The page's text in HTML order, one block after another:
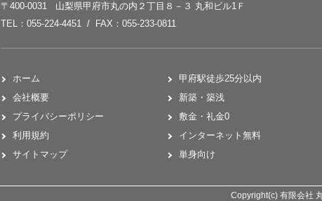
〒400-0031 山梨県甲府市丸の内２丁目８－３ 丸和ビル1Ｆ
TEL：055-224-4451 / FAX：055-233-0811
ホーム
会社概要
プライバシーポリシー
利用規約
サイトマップ
甲府駅徒歩25分以内
新築・築浅
敷金・礼金0
インターネット無料
単身向け
Copyright(c) 有限会社